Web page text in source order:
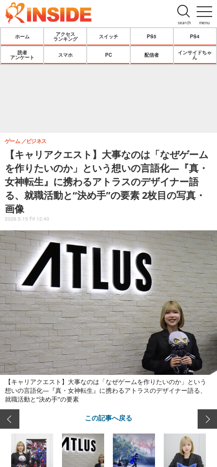
menu
search
ホーム
アクセス
ランキング
スイッチ PS5 PS4
読者
アンケート
スマホ PC 配信者
インサイドちゃ
ん
【キャリアクエスト】大事なのは「なぜゲーム
を作りたいのか」という想いの言語化―『真・
女神転生』に携わるアトラスのデザイナー語
る、就職活動と“決め手”の要素 2枚目の写真・
画像
ゲーム ビジネス
2026.5.15 Fri 12:40
【キャリアクエスト】大事なのは「なぜゲームを作りたいのか」という
想いの言語化―『真・女神転生』に携わるアトラスのデザイナー語る、
就職活動と“決め手”の要素
この記事へ戻る